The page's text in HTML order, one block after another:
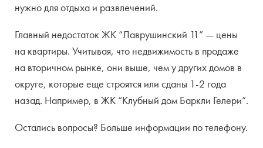
нужно для отдыха и развлечений.
Главный недостаток ЖК “Лаврушинский 11” — цены
на квартиры. Учитывая, что недвижимость в продаже
на вторичном рынке, они выше, чем у других домов в
округе, которые еще строятся или сданы 1-2 года
назад. Например, в ЖК “Клубный дом Баркли Гелери”.
Остались вопросы? Больше информации по телефону.